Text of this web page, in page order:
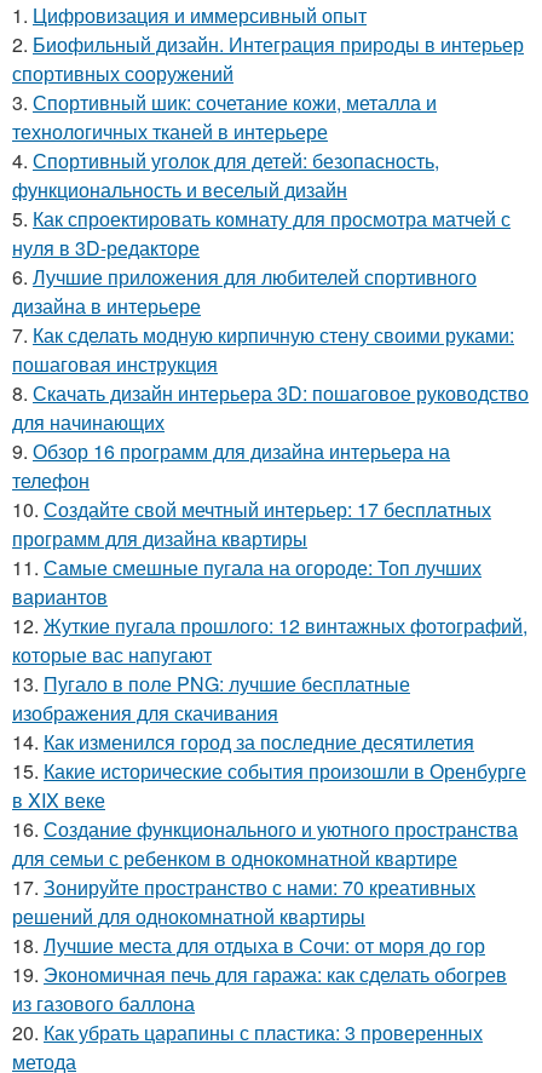
1. Цифровизация и иммерсивный опыт
2. Биофильный дизайн. Интеграция природы в интерьер
спортивных сооружений
3. Спортивный шик: сочетание кожи, металла и
технологичных тканей в интерьере
4. Спортивный уголок для детей: безопасность,
функциональность и веселый дизайн
5. Как спроектировать комнату для просмотра матчей с
нуля в 3D-редакторе
6. Лучшие приложения для любителей спортивного
дизайна в интерьере
7. Как сделать модную кирпичную стену своими руками:
пошаговая инструкция
8. Скачать дизайн интерьера 3D: пошаговое руководство
для начинающих
9. Обзор 16 программ для дизайна интерьера на
телефон
10. Создайте свой мечтный интерьер: 17 бесплатных
программ для дизайна квартиры
11. Самые смешные пугала на огороде: Топ лучших
вариантов
12. Жуткие пугала прошлого: 12 винтажных фотографий,
которые вас напугают
13. Пугало в поле PNG: лучшие бесплатные
изображения для скачивания
14. Как изменился город за последние десятилетия
15. Какие исторические события произошли в Оренбурге
в XIX веке
16. Создание функционального и уютного пространства
для семьи с ребенком в однокомнатной квартире
17. Зонируйте пространство с нами: 70 креативных
решений для однокомнатной квартиры
18. Лучшие места для отдыха в Сочи: от моря до гор
19. Экономичная печь для гаража: как сделать обогрев
из газового баллона
20. Как убрать царапины с пластика: 3 проверенных
метода